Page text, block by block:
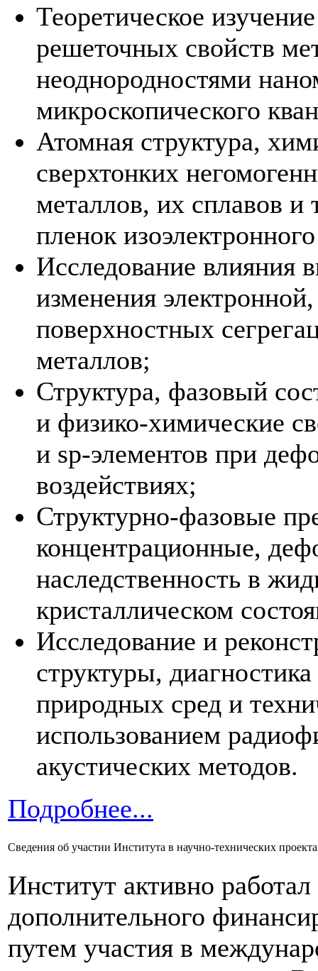
Теоретическое
решеточных свойств
неоднородностями
микроскопического
Атомная структура,
сверхтонких
металлов, их сплавов
пленок
Исследование влияния
изменения
поверхностных
металлов;
Структура, фазовый
и физико-химические
и sp-элементов при
воздействиях;
Структурно-фазовые
концентрационные,
наследственность в
кристаллическом
Исследование и
структуры,
природных сред и
использованием
акустических методов.
Подробнее...
Сведения об участии Института в научно-технических
Институт активно
дополнительного
путем участия в